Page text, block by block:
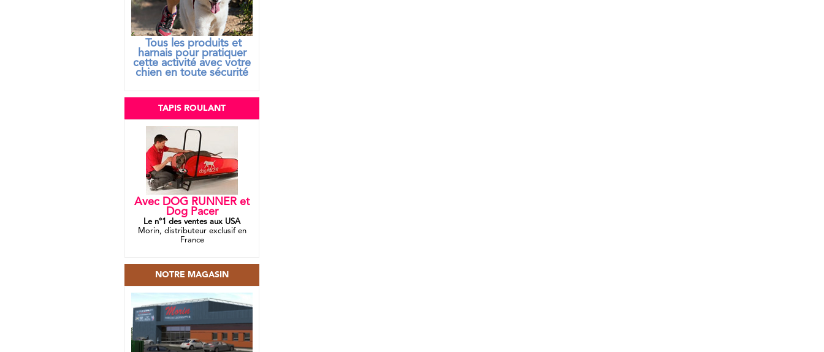
Tous les produits et
harnais pour pratiquer
cette activité avec votre
chien en toute sécurité
TAPIS ROULANT
Avec DOG RUNNER et
Dog Pacer
Le n°1 des ventes aux USA
Morin, distributeur exclusif en
France
NOTRE MAGASIN